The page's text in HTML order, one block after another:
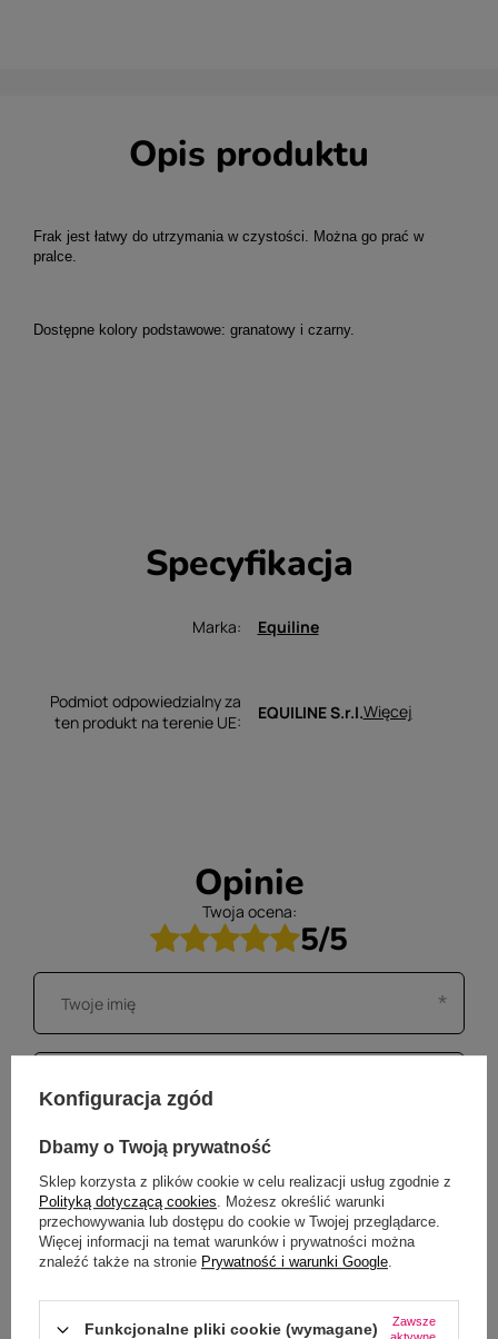
Opis produktu
Frak jest łatwy do utrzymania w czystości. Można go prać w
pralce.
Dostępne kolory podstawowe: granatowy i czarny.
Specyfikacja
Marka Equiline
Podmiot odpowiedzialny za
ten produkt na terenie UE
EQUILINE S.r.l.Więcej
Opinie
Twoja ocena:
5/5
Konfiguracja zgód
Dbamy o Twoją prywatność
Sklep korzysta z plików cookie w celu realizacji usług zgodnie z
Polityką dotyczącą cookies. Możesz określić warunki
przechowywania lub dostępu do cookie w Twojej przeglądarce.
Więcej informacji na temat warunków i prywatności można
znaleźć także na stronie Prywatność i warunki Google.
Funkcjonalne pliki cookie (wymagane)
Zawsze